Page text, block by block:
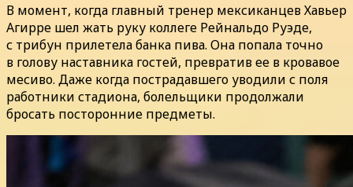
В момент, когда главный тренер мексиканцев Хавьер
Агирре шел жать руку коллеге Рейнальдо Руэде,
с трибун прилетела банка пива. Она попала точно
в голову наставника гостей, превратив ее в кровавое
месиво. Даже когда пострадавшего уводили с поля
работники стадиона, болельщики продолжали
бросать посторонние предметы.